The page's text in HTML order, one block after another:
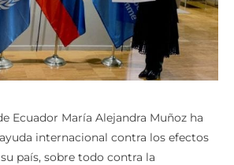
Ecuador María Alejandra Muñoz ha
internacional contra los efectos
país, sobre todo contra la